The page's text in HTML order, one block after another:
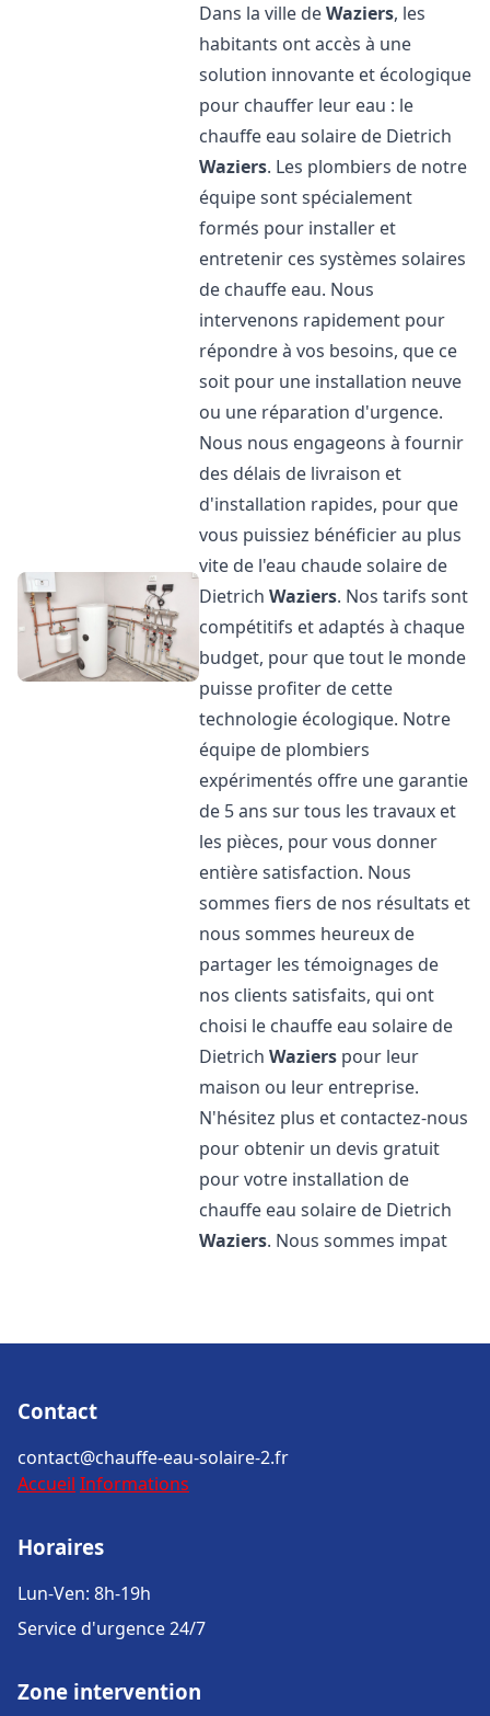
Dans la ville deWaziers, les
habitants ont accès à une
solution innovante et écologique
pour chauffer leur eau : le
chauffe eau solaire de Dietrich
Waziers. Les plombiers de notre
équipe sont spécialement
formés pour installer et
entretenir ces systèmes solaires
de chauffe eau. Nous
intervenons rapidement pour
répondre à vos besoins, que ce
soit pour une installation neuve
ou une réparation d'urgence.
Nous nous engageons à fournir
des délais de livraison et
d'installation rapides, pour que
vous puissiez bénéficier au plus
vite de l'eau chaude solaire de
DietrichWaziers. Nos tarifs sont
compétitifs et adaptés à chaque
budget, pour que tout le monde
puisse profiter de cette
technologie écologique. Notre
équipe de plombiers
expérimentés offre une garantie
de 5 ans sur tous les travaux et
les pièces, pour vous donner
entière satisfaction. Nous
sommes fiers de nos résultats et
nous sommes heureux de
partager les témoignages de
nos clients satisfaits, qui ont
choisi le chauffe eau solaire de
DietrichWaziers pour leur
maison ou leur entreprise.
N'hésitez plus et contactez-nous
pour obtenir un devis gratuit
pour votre installation de
chauffe eau solaire de Dietrich
Waziers. Nous sommes impat
Contact
contact@chauffe-eau-solaire-2.fr
Accueil Informations
Horaires
Lun-Ven: 8h-19h
Service d'urgence 24/7
Zone intervention